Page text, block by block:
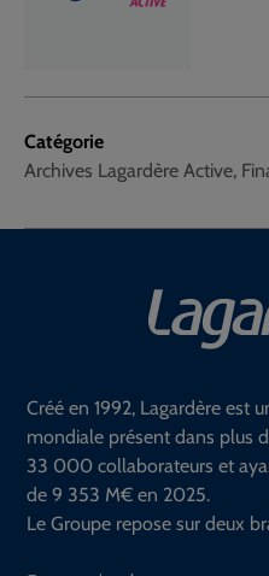
Catégorie
Archives Lagardère Active,
Créé en 1992, Lagardère est
mondiale présent dans plus
33 000 collaborateurs et
de 9 353 M€ en 2025.
Le Groupe repose sur deux